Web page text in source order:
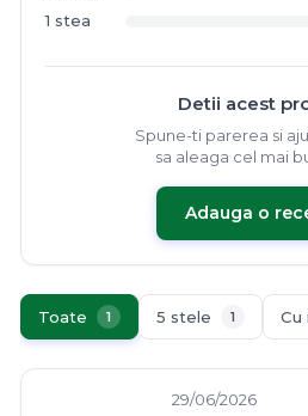
1 stea
Detii acest
Spune-ti parerea si
sa aleaga cel mai
Adauga o
Toate 1 5 stele 1 Cu
29/06/2026